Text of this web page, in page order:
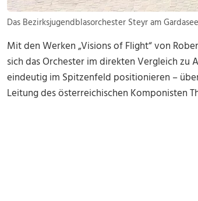
Das Bezirksjugendblasorchester Steyr am Gardasee
Mit den Werken „Visions of Flight“ von
sich das Orchester im direkten Vergleich zu
eindeutig im Spitzenfeld positionieren –
Leitung des österreichischen Komponisten